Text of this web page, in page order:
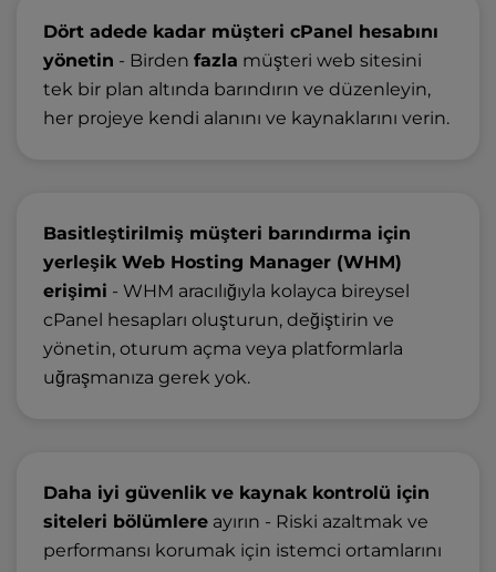
Dört adede kadar müşteri cPanel hesabını
yönetin - Birden fazla müşteri web sitesini
tek bir plan altında barındırın ve düzenleyin,
her projeye kendi alanını ve kaynaklarını verin.
Basitleştirilmiş müşteri barındırma için
yerleşik Web Hosting Manager (WHM)
erişimi - WHM aracılığıyla kolayca bireysel
cPanel hesapları oluşturun, değiştirin ve
yönetin, oturum açma veya platformlarla
uğraşmanıza gerek yok.
Daha iyi güvenlik ve kaynak kontrolü için
siteleri bölümlere ayırın - Riski azaltmak ve
performansı korumak için istemci ortamlarını